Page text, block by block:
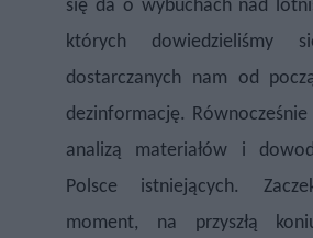
się da o wybuchach nad
których dowiedzieliśmy
dostarczanych nam od
dezinformację.
analizą materiałów i
Polsce istniejących.
moment, na przyszłą